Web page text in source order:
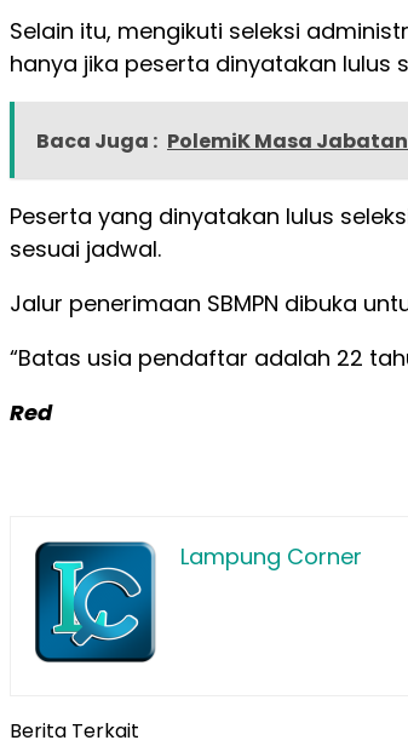
Selain itu, mengikuti seleksi
hanya jika peserta dinyatakan lulus
Baca Juga : PolemiK Masa
Peserta yang dinyatakan lulus
sesuai jadwal.
Jalur penerimaan SBMPN dibuka
“Batas usia pendaftar adalah 22
Red
Lampung Corner
Berita Terkait